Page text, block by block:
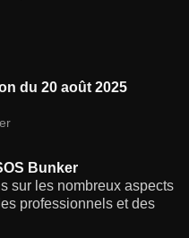
du 20 août 2025
Bunker
sur les nombreux aspects
professionnels et des